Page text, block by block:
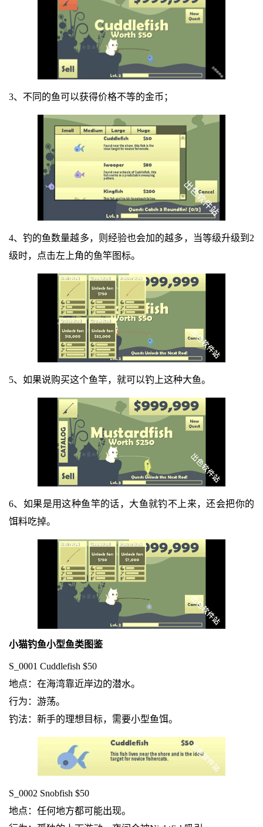
3、不同的鱼可以获得价格不等的金币；
4、钓的鱼数量越多，则经验也会加的越多，当等级升级到2
级时，点击左上角的鱼竿图标。
5、如果说购买这个鱼竿，就可以钓上这种大鱼。
6、如果是用这种鱼竿的话，大鱼就钓不上来，还会把你的
饵料吃掉。
小猫钓鱼小型鱼类图鉴
S_0001 Cuddlefish $50
地点：在海湾靠近岸边的潜水。
行为：游荡。
钓法：新手的理想目标，需要小型鱼饵。
S_0002 Snobfish $50
地点：任何地方都可能出现。